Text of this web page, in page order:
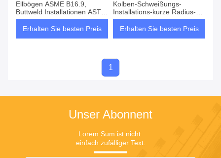
Ellbögen ASME B16.9,
Buttweld Installationen ASTM
A403 BW SS
Erhalten Sie besten Preis
Kolben-Schweißungs-
Installations-kurze Radius-
Ellbögen und Rückkehr
Erhalten Sie besten Preis
1
Unser Abonnent
Lorem Sum ist nicht
einfach zufälliger Text.